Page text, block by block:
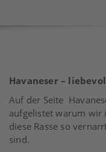
Havaneser –
Auf der Seite
aufgelistet warum wir
diese Rasse so
sind.